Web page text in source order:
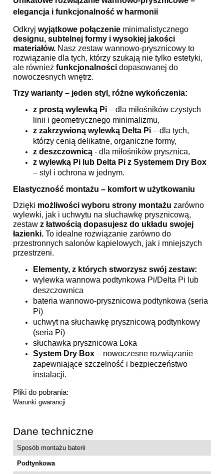
elegancja i funkcjonalność w harmonii
Odkryj wyjątkowe połączenie minimalistycznego
designu, subtelnej formy i wysokiej jakości
materiałów. Nasz zestaw wannowo-prysznicowy to
rozwiązanie dla tych, którzy szukają nie tylko estetyki,
ale również funkcjonalności dopasowanej do
nowoczesnych wnętrz.
Trzy warianty – jeden styl, różne wykończenia:
z prostą wylewką Pi – dla miłośników czystych
linii i geometrycznego minimalizmu,
z zakrzywioną wylewką Delta Pi – dla tych,
którzy cenią delikatne, organiczne formy,
z deszczownicą - dla miłośników prysznica,
z wylewką Pi lub Delta Pi z Systemem Dry Box
– styl i ochrona w jednym.
Elastyczność montażu – komfort w użytkowaniu
Dzięki możliwości wyboru strony montażu zarówno
wylewki, jak i uchwytu na słuchawkę prysznicową,
zestaw z łatwością dopasujesz do układu swojej
łazienki. To idealne rozwiązanie zarówno do
przestronnych salonów kąpielowych, jak i mniejszych
przestrzeni.
Elementy, z których stworzysz swój zestaw:
wylewka wannowa podtynkowa Pi/Delta Pi lub
deszczownica
bateria wannowo-prysznicowa podtynkowa (seria
Pi)
uchwyt na słuchawkę prysznicową podtynkowy
(seria Pi)
słuchawka prysznicowa Loka
System Dry Box – nowoczesne rozwiązanie
zapewniające szczelność i bezpieczeństwo
instalacji.
Pliki do pobrania:
Warunki gwarancji
Dane techniczne
Sposób montażu baterii
Podtynkowa